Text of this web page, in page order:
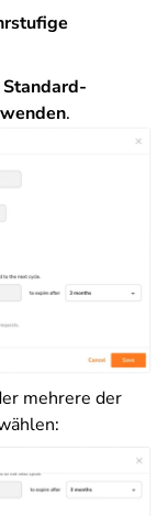
Standard-
.
mehrere der